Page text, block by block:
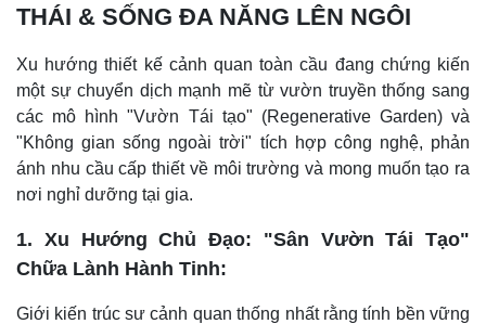
THÁI & SỐNG ĐA NĂNG LÊN NGÔI
Xu hướng thiết kế cảnh quan toàn cầu đang chứng kiến
một sự chuyển dịch mạnh mẽ từ vườn truyền thống sang
các mô hình "Vườn Tái tạo" (Regenerative Garden) và
"Không gian sống ngoài trời" tích hợp công nghệ, phản
ánh nhu cầu cấp thiết về môi trường và mong muốn tạo ra
nơi nghỉ dưỡng tại gia.
1. Xu Hướng Chủ Đạo: "Sân Vườn Tái Tạo"
Chữa Lành Hành Tinh:
Giới kiến trúc sư cảnh quan thống nhất rằng tính bền vững